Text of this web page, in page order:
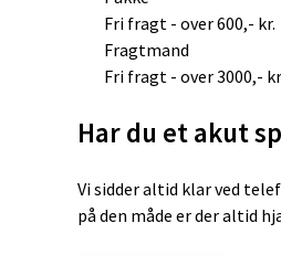
Fri fragt - over 600,- kr.
Fragtmand
Fri fragt - over 3000,-
Har du et akut
Vi sidder altid klar ved
på den måde er der altid